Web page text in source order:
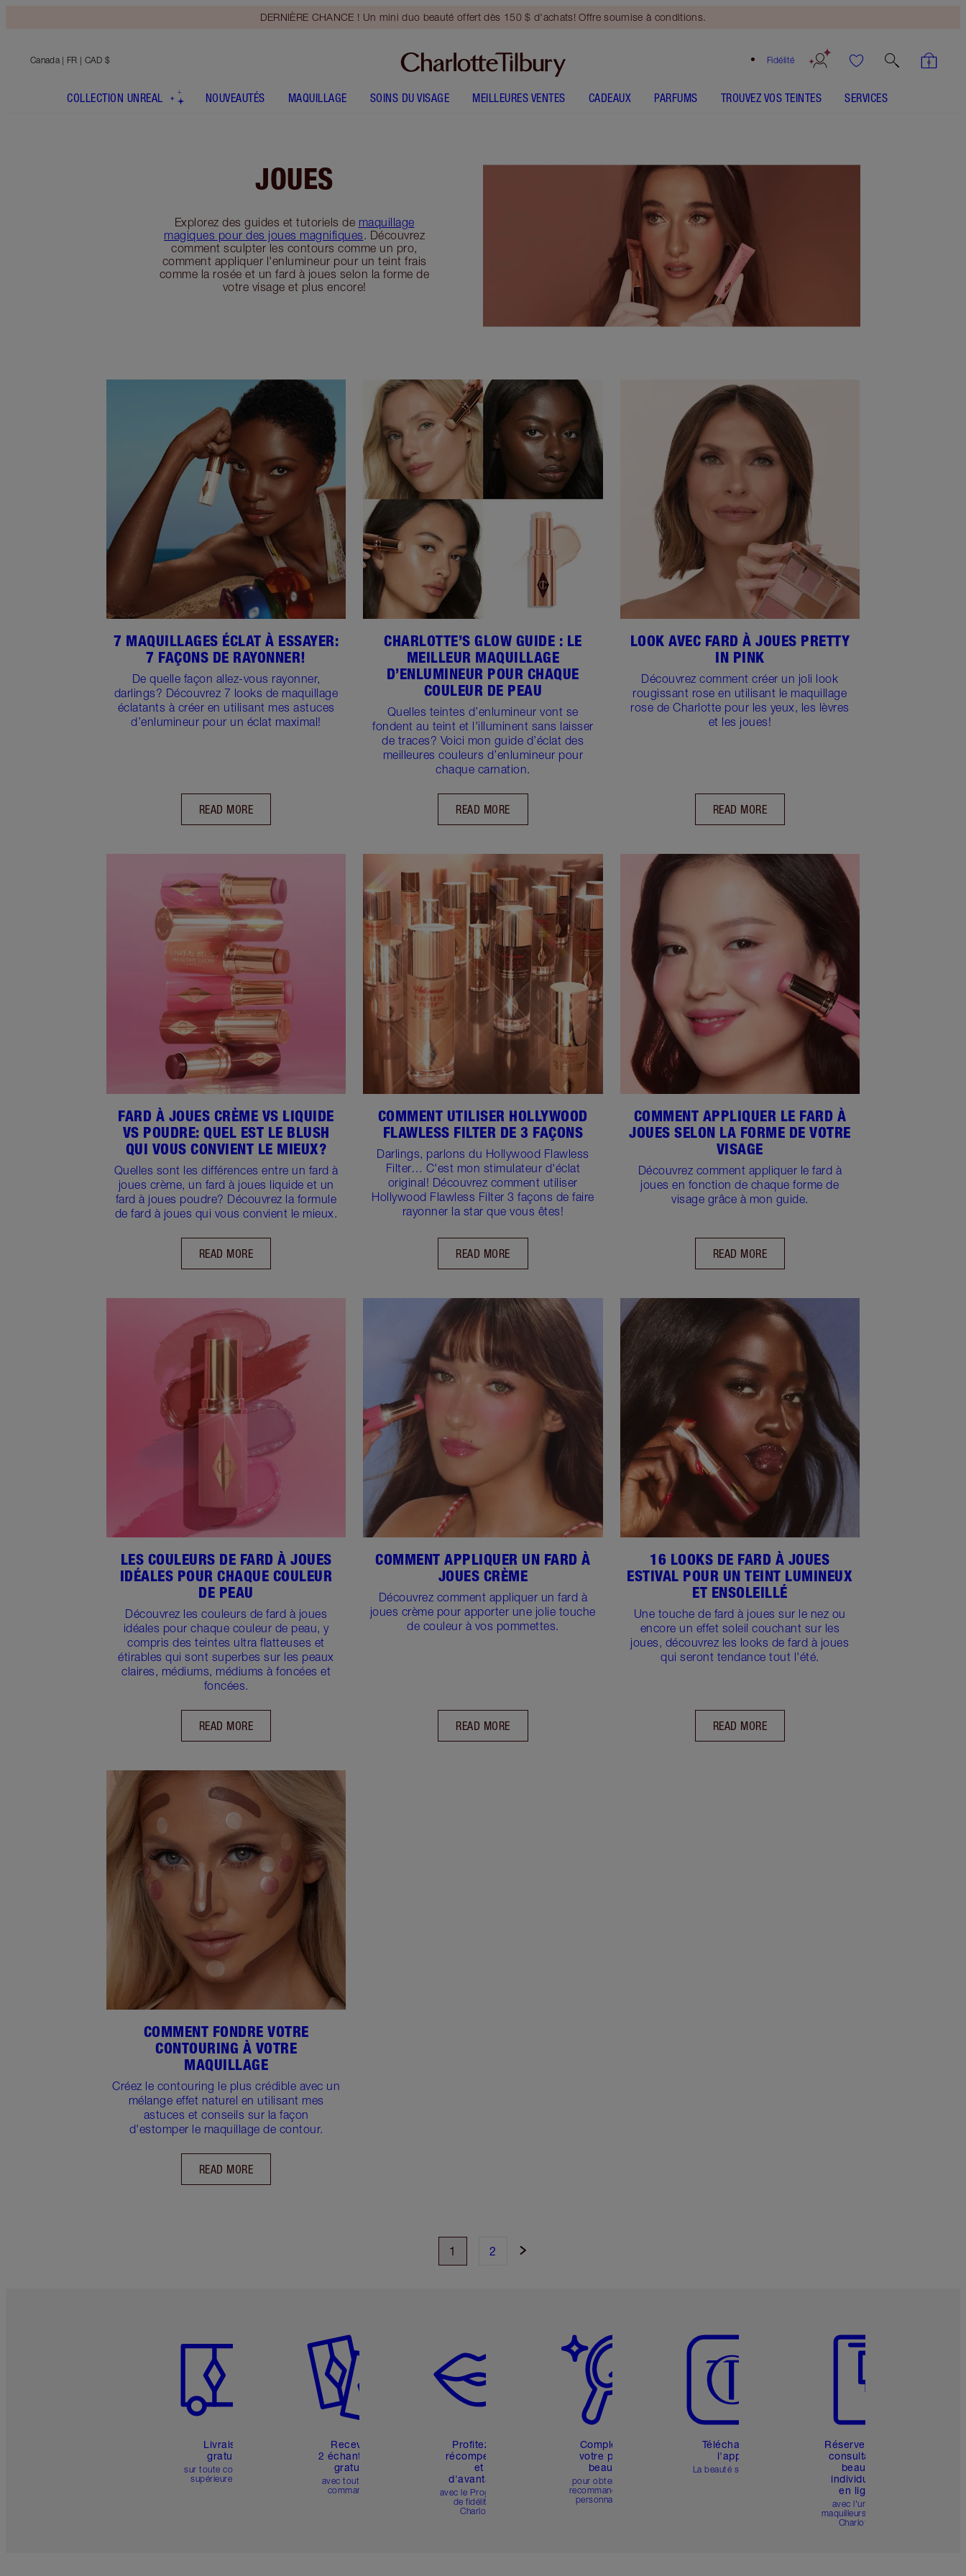
DERNIÈRE CHANCE ! Un mini duo beauté offert dès 150 $ d'achats! Offre soumise à conditions.
Fidélité
Canada | FR | CAD $
COLLECTION UNREAL NOUVEAUTÉS MAQUILLAGE SOINS DU VISAGE MEILLEURES VENTES CADEAUX PARFUMS TROUVEZ VOS TEINTES SERVICES
JOUES
Explorez des guides et tutoriels de maquillage
magiques pour des joues magnifiques. Découvrez
comment sculpter les contours comme un pro,
comment appliquer l'enlumineur pour un teint frais
comme la rosée et un fard à joues selon la forme de
votre visage et plus encore!
7 MAQUILLAGES ÉCLAT À ESSAYER:
7 FAÇONS DE RAYONNER!
De quelle façon allez-vous rayonner,
darlings? Découvrez 7 looks de maquillage
éclatants à créer en utilisant mes astuces
d’enlumineur pour un éclat maximal!
READ MORE
CHARLOTTE’S GLOW GUIDE : LE
MEILLEUR MAQUILLAGE
D’ENLUMINEUR POUR CHAQUE
COULEUR DE PEAU
Quelles teintes d’enlumineur vont se
fondent au teint et l'illuminent sans laisser
de traces? Voici mon guide d’éclat des
meilleures couleurs d’enlumineur pour
chaque carnation.
READ MORE
LOOK AVEC FARD À JOUES PRETTY
IN PINK
Découvrez comment créer un joli look
rougissant rose en utilisant le maquillage
rose de Charlotte pour les yeux, les lèvres
et les joues!
READ MORE
FARD À JOUES CRÈME VS LIQUIDE
VS POUDRE: QUEL EST LE BLUSH
QUI VOUS CONVIENT LE MIEUX?
Quelles sont les différences entre un fard à
joues crème, un fard à joues liquide et un
fard à joues poudre? Découvrez la formule
de fard à joues qui vous convient le mieux.
READ MORE
COMMENT UTILISER HOLLYWOOD
FLAWLESS FILTER DE 3 FAÇONS
Darlings, parlons du Hollywood Flawless
Filter… C'est mon stimulateur d'éclat
original! Découvrez comment utiliser
Hollywood Flawless Filter 3 façons de faire
rayonner la star que vous êtes!
READ MORE
COMMENT APPLIQUER LE FARD À
JOUES SELON LA FORME DE VOTRE
VISAGE
Découvrez comment appliquer le fard à
joues en fonction de chaque forme de
visage grâce à mon guide.
READ MORE
LES COULEURS DE FARD À JOUES
IDÉALES POUR CHAQUE COULEUR
DE PEAU
Découvrez les couleurs de fard à joues
idéales pour chaque couleur de peau, y
compris des teintes ultra flatteuses et
étirables qui sont superbes sur les peaux
claires, médiums, médiums à foncées et
foncées.
READ MORE
COMMENT APPLIQUER UN FARD À
JOUES CRÈME
Découvrez comment appliquer un fard à
joues crème pour apporter une jolie touche
de couleur à vos pommettes.
READ MORE
16 LOOKS DE FARD À JOUES
ESTIVAL POUR UN TEINT LUMINEUX
ET ENSOLEILLÉ
Une touche de fard à joues sur le nez ou
encore un effet soleil couchant sur les
joues, découvrez les looks de fard à joues
qui seront tendance tout l'été.
READ MORE
COMMENT FONDRE VOTRE
CONTOURING À VOTRE
MAQUILLAGE
Créez le contouring le plus crédible avec un
mélange effet naturel en utilisant mes
astuces et conseils sur la façon
d'estomper le maquillage de contour.
READ MORE
1 2
Livraison
gratuite
sur toute commande
supérieure à 50 $
Recevez
2 échantillons
gratuits
avec toutes les
commandes
Profitez de
récompenses
et
d'avantages
avec le Programme
de fidélité de
Charlotte
Compléter
votre profil
beauté
pour obtenir des
recommandations
personnalisées
Téléchargez
l'appli
La beauté simplifiée
Réservez une
consultation
beauté
individuelle
en ligne
avec l'un des
maquilleurs pro de
Charlotte.